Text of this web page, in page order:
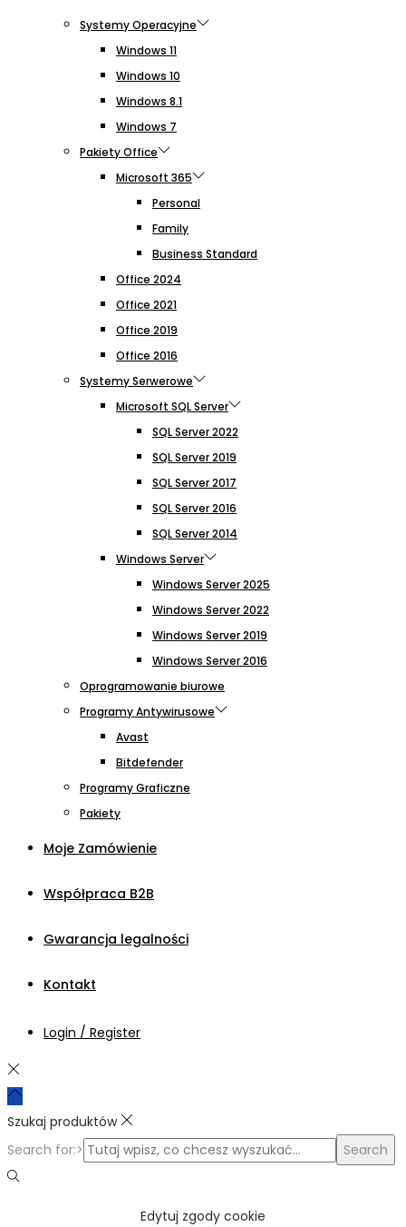
Systemy Operacyjne
Windows 11
Windows 10
Windows 8.1
Windows 7
Pakiety Office
Microsoft 365
Personal
Family
Business Standard
Office 2024
Office 2021
Office 2019
Office 2016
Systemy Serwerowe
Microsoft SQL Server
SQL Server 2022
SQL Server 2019
SQL Server 2017
SQL Server 2016
SQL Server 2014
Windows Server
Windows Server 2025
Windows Server 2022
Windows Server 2019
Windows Server 2016
Oprogramowanie biurowe
Programy Antywirusowe
Avast
Bitdefender
Programy Graficzne
Pakiety
Moje Zamówienie
Współpraca B2B
Gwarancja legalności
Kontakt
Login / Register
Szukaj produktów
Search for:>
Search
Edytuj zgody cookie